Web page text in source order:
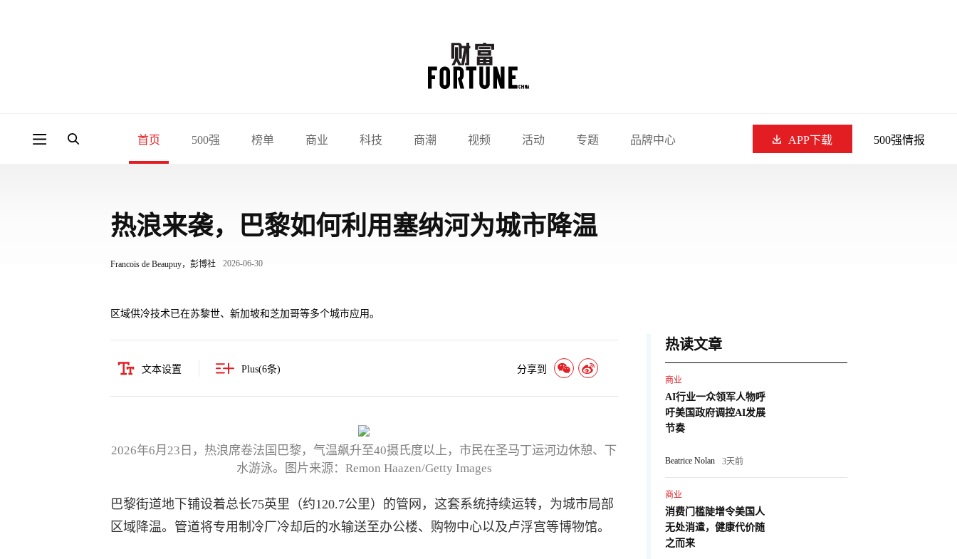
首页 500强 榜单 商业 科技 商潮 视频 活动 专题 品牌中心 APP下载 500强情报
热浪来袭，巴黎如何利用塞纳河为城市降温
Francois de Beaupuy，彭博社 2026-06-30
区域供冷技术已在苏黎世、新加坡和芝加哥等多个城市应用。
文本设置 Plus(6条) 分享到
2026年6月23日，热浪席卷法国巴黎，气温飙升至40摄氏度以上，市民在圣马丁运河边休憩、下
水游泳。图片来源：Remon Haazen/Getty Images
巴黎街道地下铺设着总长75英里（约120.7公里）的管网，这套系统持续运转，为城市局部
区域降温。管道将专用制冷厂冷却后的水输送至办公楼、购物中心以及卢浮宫等博物馆。
热读文章
商业
AI行业一众领军人物呼
吁美国政府调控AI发展
节奏
Beatrice Nolan 3天前
商业
消费门槛陡增令美国人
无处消遣，健康代价随
之而来